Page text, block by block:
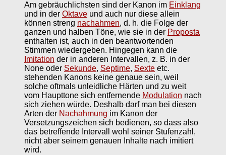
Am gebräuchlichsten sind der Kanon im Einklang
und in der Oktave und auch nur diese allein
können streng nachahmen, d. h. die Folge der
ganzen und halben Töne, wie sie in der Proposta
enthalten ist, auch in den beantwortenden
Stimmen wiedergeben. Hingegen kann die
Imitation der in anderen Intervallen, z. B. in der
None oder Sekunde, Septime, Sexte etc.
stehenden Kanons keine genaue sein, weil
solche oftmals unleidliche Härten und zu weit
vom Haupttone sich entfernende Modulation nach
sich ziehen würde. Deshalb darf man bei diesen
Arten der Nachahmung im Kanon der
Versetzungszeichen sich bedienen, so dass also
das betreffende Intervall wohl seiner Stufenzahl,
nicht aber seinem genauen Inhalte nach imitiert
wird.